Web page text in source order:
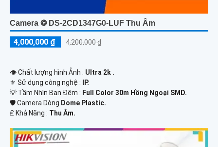
Camera ❂ DS-2CD1347G0-LUF Thu Âm
4,000,000 ₫ 4,200,000 ₫
👁 Chất lượng hình Ảnh : Ultra 2k .
⚜️ Sử dụng công nghệ :
IP.
💡 Tầm Nhìn Ban Đêm : Full Color 30m Hồng Ngoại SMD.
🛡 Camera Dòng Dome Plastic.
️₤ Khả Năng : Thu Âm.